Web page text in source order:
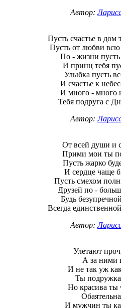
Автор:
Пусть счастье в дом
Пусть от любви всю
По - жизни пусть
И принц тебя
Улыбка пусть
И счастье к
И много - много
Тебя подруга с
Автор:
От всей души и
Прими мои ты
Пусть жарко
И сердце чаще
Пусть смехом
Друзей по -
Будь
​Всегда
Автор:
Улетают
А за ними
И не так уж
Ты
Но красива ты
И мужчин ты